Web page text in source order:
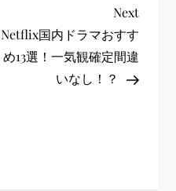
Next
Post
Next
Netflix国内ドラマおすす
め13選！一気観確定間違
いなし！？